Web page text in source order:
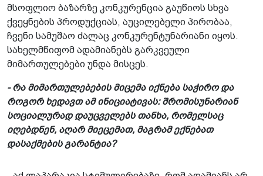
მსოფლიო ბაზარზე კონკურენცია გაუწიოს სხვა
ქვეყნების პროდუქციას, აუცილებელი­ პირობაა,
ჩვენი სამუშაო ძალაც კონკურენტუნ­არიანი იყოს.
სახელმწიფომ ადამიანებს გარკვეული
მიმართულებები უნდა მისცეს.
- რა მიმართულებების მიცემა იქნება საჭირო და
როგორ ხედავთ ამ ინიციატივას: შრომისუნარიან
სოციალურად დაუცველებს თანხა, რომელსაც
იღებდნენ, აღარ მიეცემათ, მაგრამ ექნებათ
დასაქმების გარანტია?